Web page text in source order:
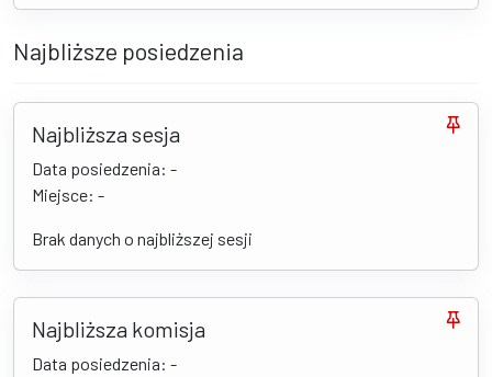
Najbliższe posiedzenia
Najbliższa sesja
Data posiedzenia: -
Miejsce: -
Brak danych o najbliższej sesji
Najbliższa komisja
Data posiedzenia: -